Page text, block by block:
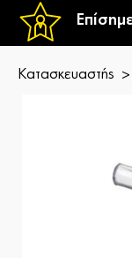
Κατασκευαστής